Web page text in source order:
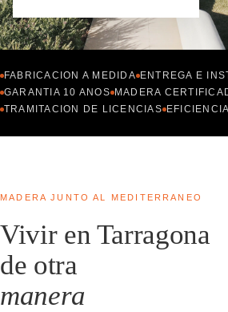
FABRICACION A MEDIDA ENTREGA E
GARANTIA 10 ANOS MADERA
TRAMITACION DE LICENCIAS
MADERA JUNTO AL MEDITERRANEO
Vivir en Tarragona
de otra
manera